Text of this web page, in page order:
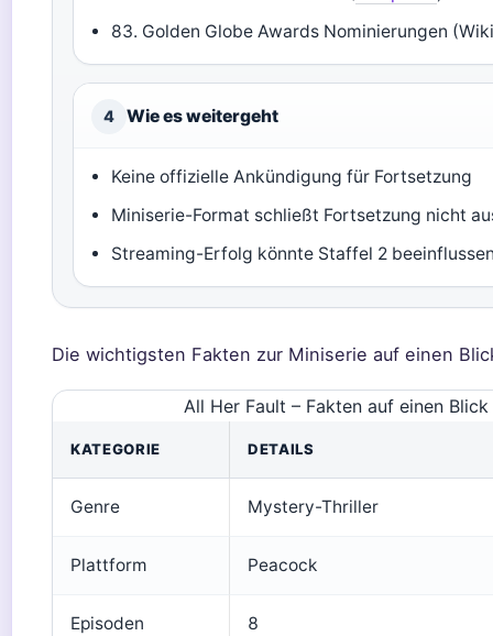
83. Golden Globe Awards Nominierungen
4 Wie es weitergeht
Keine offizielle Ankündigung für Fortsetzung
Miniserie-Format schließt Fortsetzung nicht
Streaming-Erfolg könnte Staffel 2
Die wichtigsten Fakten zur Miniserie auf einen
All Her Fault – Fakten auf einen Blick
KATEGORIE DETAILS
Genre Mystery-Thriller
Plattform Peacock
Episoden 8